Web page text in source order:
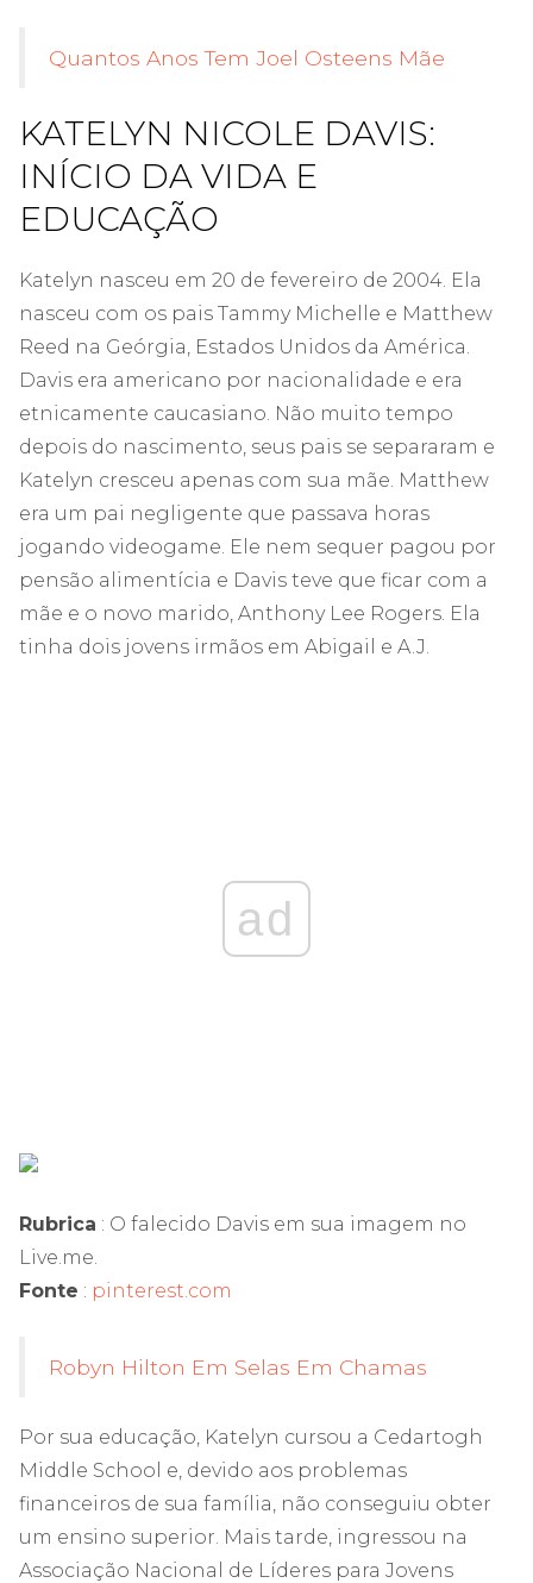
Quantos Anos Tem Joel Osteens Mãe
KATELYN NICOLE DAVIS:
INÍCIO DA VIDA E
EDUCAÇÃO
Katelyn nasceu em 20 de fevereiro de 2004. Ela
nasceu com os pais Tammy Michelle e Matthew
Reed na Geórgia, Estados Unidos da América.
Davis era americano por nacionalidade e era
etnicamente caucasiano. Não muito tempo
depois do nascimento, seus pais se separaram e
Katelyn cresceu apenas com sua mãe. Matthew
era um pai negligente que passava horas
jogando videogame. Ele nem sequer pagou por
pensão alimentícia e Davis teve que ficar com a
mãe e o novo marido, Anthony Lee Rogers. Ela
tinha dois jovens irmãos em Abigail e A.J.
ad
Rubrica : O falecido Davis em sua imagem no
Live.me.
Fonte : pinterest.com
Robyn Hilton Em Selas Em Chamas
Por sua educação, Katelyn cursou a Cedartogh
Middle School e, devido aos problemas
financeiros de sua família, não conseguiu obter
um ensino superior. Mais tarde, ingressou na
Associação Nacional de Líderes para Jovens